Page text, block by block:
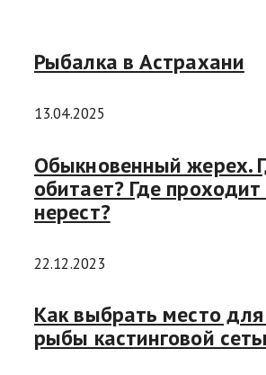
Рыбалка в Астрахани
13.04.2025
Обыкновенный жерех.
обитает? Где проходит
нерест?
22.12.2023
Как выбрать место
рыбы кастинговой